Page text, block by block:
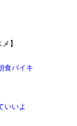
】
食バイキ
いいよ